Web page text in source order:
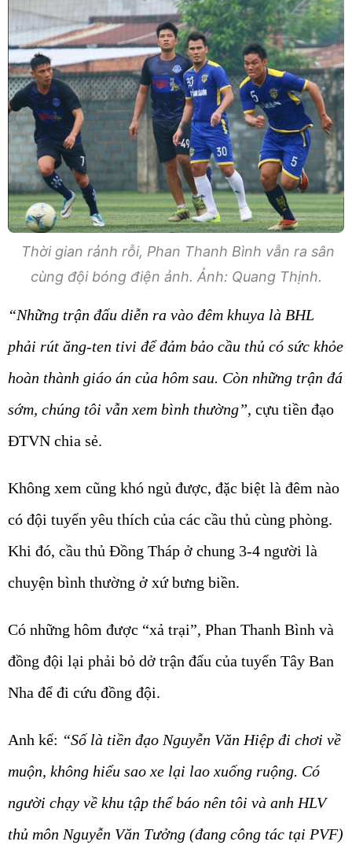
Thời gian rảnh rỗi, Phan Thanh Bình vẫn ra sân
cùng đội bóng điện ảnh. Ảnh: Quang Thịnh.
“Những trận đấu diễn ra vào đêm khuya là BHL
phải rút ăng-ten tivi để đảm bảo cầu thủ có sức khỏe
hoàn thành giáo án của hôm sau. Còn những trận đá
sớm, chúng tôi vẫn xem bình thường”, cựu tiền đạo
ĐTVN chia sẻ.
Không xem cũng khó ngủ được, đặc biệt là đêm nào
có đội tuyển yêu thích của các cầu thủ cùng phòng.
Khi đó, cầu thủ Đồng Tháp ở chung 3-4 người là
chuyện bình thường ở xứ bưng biền.
Có những hôm được “xả trại”, Phan Thanh Bình và
đồng đội lại phải bỏ dở trận đấu của tuyển Tây Ban
Nha để đi cứu đồng đội.
Anh kể: “Số là tiền đạo Nguyễn Văn Hiệp đi chơi về
muộn, không hiểu sao xe lại lao xuống ruộng. Có
người chạy về khu tập thể báo nên tôi và anh HLV
thủ môn Nguyễn Văn Tưởng (đang công tác tại PVF)